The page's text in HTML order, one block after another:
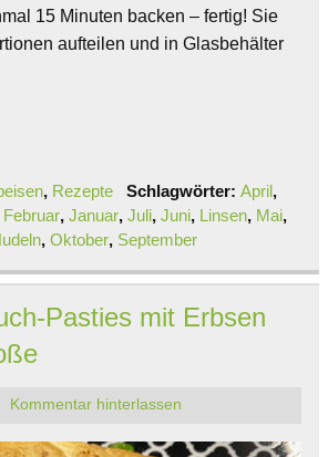
15 Minuten backen – fertig! Sie
aufteilen und in Glasbehälter
, Rezepte Schlagwörter: April,
Februar, Januar, Juli, Juni, Linsen, Mai,
, Oktober, September
Pasties mit Erbsen
Kommentar hinterlassen